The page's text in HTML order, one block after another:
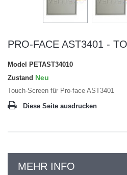
PRO-FACE AST3401 -
Model
PETAST34010
Zustand Neu
Touch-Screen für Pro-face AST3401
Diese Seite ausdrucken
MEHR INFO